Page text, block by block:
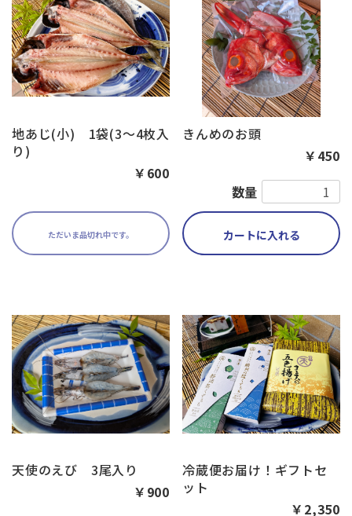
地あじ(小) 1袋(3～4枚入
り)
￥600
ただいま品切れ中です。
きんめのお頭
￥450
数量
カートに入れる
天使のえび 3尾入り
￥900
冷蔵便お届け！ギフトセ
ット
￥2,350